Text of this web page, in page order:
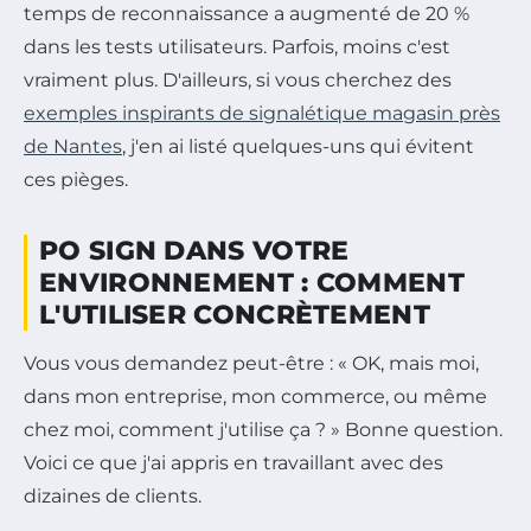
temps de reconnaissance a augmenté de 20 %
dans les tests utilisateurs. Parfois, moins c'est
vraiment plus. D'ailleurs, si vous cherchez des
exemples inspirants de signalétique magasin près
de Nantes, j'en ai listé quelques-uns qui évitent
ces pièges.
PO SIGN DANS VOTRE
ENVIRONNEMENT : COMMENT
L'UTILISER CONCRÈTEMENT
Vous vous demandez peut-être : « OK, mais moi,
dans mon entreprise, mon commerce, ou même
chez moi, comment j'utilise ça ? » Bonne question.
Voici ce que j'ai appris en travaillant avec des
dizaines de clients.